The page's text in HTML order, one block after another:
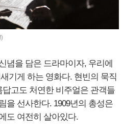
념을 담은 드라마이자, 우리에
기게 하는 영화다. 현빈의 묵직
고도 처연한 비주얼은 관객들
을 선사한다. 1909년의 총성은
도 여전히 살아있다.